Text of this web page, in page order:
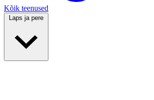
Kõik teenused
Laps ja pere